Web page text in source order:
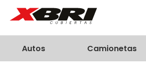
Autos Camionetas